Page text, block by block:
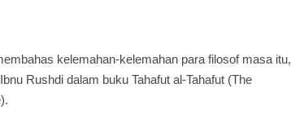
kelemahan-kelemahan para filosof masa itu,
Rushdi dalam buku Tahafut al-Tahafut (The